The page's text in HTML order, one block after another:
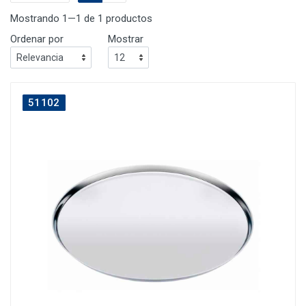
Mostrando 1—1 de 1 productos
Ordenar por
Mostrar
51102